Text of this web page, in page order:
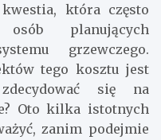
która często
planujących
grzewczego.
tego kosztu jest
się na
Oto kilka istotnych
zanim podejmie